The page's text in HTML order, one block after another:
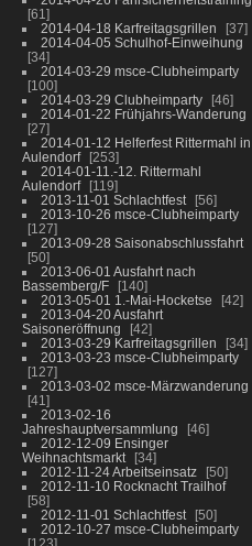
61
2014-04-18 Karfreitagsgrillen
37
2014-04-05 Schulhof-Einweihung
34
2014-03-29 msce-Clubheimparty
100
2014-03-29 Clubheimparty
46
2014-01-22 Frühjahrs-Wanderung
27
2014-01-12 Helferfest Rittermahl in
Aulendorf
253
2014-01-11.-12. Rittermahl
Aulendorf
119
2013-11-01 Schlachtfest
56
2013-10-26 msce-Clubheimparty
127
2013-09-28 Saisonabschlussfahrt
50
2013-06-01 Ausfahrt nach
Bassemberg/F
140
2013-05-01 1.-Mai-Hocketse
42
2013-04-20 Ausfahrt
Saisoneröffnung
42
2013-03-29 Karfreitagsgrillen
34
2013-03-23 msce-Clubheimparty
127
2013-03-02 msce-Märzwanderung
41
2013-02-16
Jahreshauptversammlung
46
2012-12-09 Ensinger
Weihnachtsmarkt
34
2012-11-24 Arbeitseinsatz
50
2012-11-10 Rocknacht Trailhof
58
2012-11-01 Schlachtfest
50
2012-10-27 msce-Clubheimparty
123